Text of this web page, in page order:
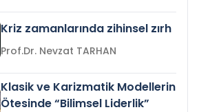
Kriz zamanlarında zihinsel zırh
Prof.Dr. Nevzat TARHAN
Klasik ve Karizmatik Modellerin
Ötesinde “Bilimsel Liderlik”